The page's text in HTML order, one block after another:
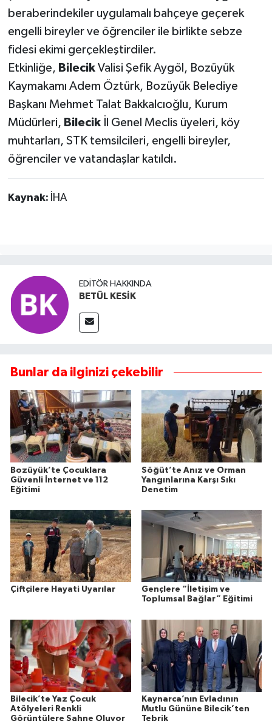
beraberindekiler uygulamalı bahçeye geçerek
engelli bireyler ve öğrenciler ile birlikte sebze
fidesi ekimi gerçekleştirdiler.
Etkinliğe, BilecikValisi Şefik Aygöl, Bozüyük
Kaymakamı Adem Öztürk, Bozüyük Belediye
Başkanı Mehmet Talat Bakkalcıoğlu, Kurum
Müdürleri, Bilecikİl Genel Meclis üyeleri, köy
muhtarları, STK temsilcileri, engelli bireyler,
öğrenciler ve vatandaşlar katıldı.
Kaynak: İHA
EDITÖR HAKKINDA
BETÜL KESİK
Bunlar da ilginizi çekebilir
Bozüyük’te Çocuklara
Güvenli İnternet ve 112
Eğitimi
Söğüt’te Anız ve Orman
Yangınlarına Karşı Sıkı
Denetim
Çiftçilere Hayati Uyarılar
Gençlere “İletişim ve
Toplumsal Bağlar” Eğitimi
Bilecik’te Yaz Çocuk
Atölyeleri Renkli
Görüntülere Sahne Oluyor
Kaynarca’nın Evladının
Mutlu Gününe Bilecik’ten
Tebrik